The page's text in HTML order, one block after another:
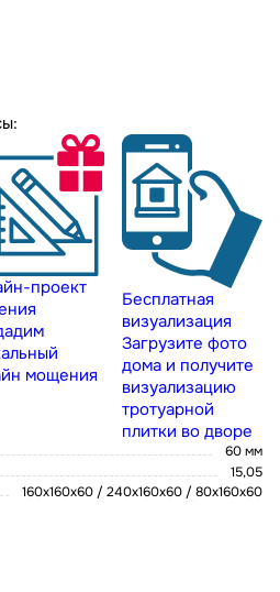
проект
мощения
Бесплатная
визуализация
Загрузите фото
дома и получите
визуализацию
тротуарной
плитки во дворе
60 мм
15,05
160х160х60 / 240х160х60 / 80x160x60